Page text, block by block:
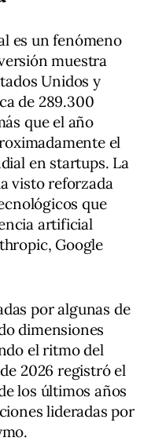
es un fenómeno
muestra
Unidos y
de 289.300
que el año
el
en startups. La
visto reforzada
que
artificial
Google
por algunas de
dimensiones
el ritmo del
2026 registró el
los últimos años
lideradas por